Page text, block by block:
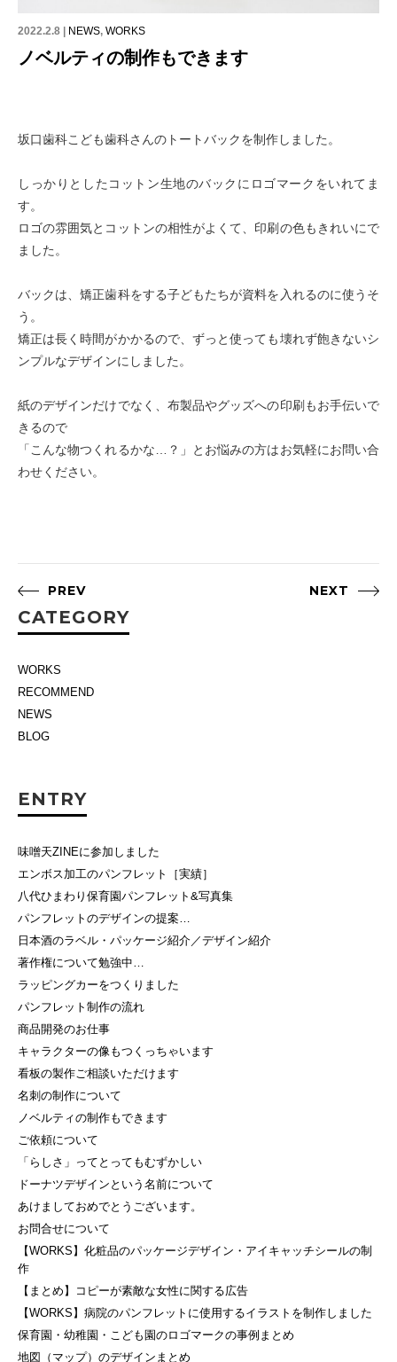
2022.2.8 | NEWS, WORKS
ノベルティの制作もできます
坂口歯科こども歯科さんのトートバックを制作しました。
しっかりとしたコットン生地のバックにロゴマークをいれてま
す。
ロゴの雰囲気とコットンの相性がよくて、印刷の色もきれいにで
ました。
バックは、矯正歯科をする子どもたちが資料を入れるのに使うそ
う。
矯正は長く時間がかかるので、ずっと使っても壊れず飽きないシ
ンプルなデザインにしました。
紙のデザインだけでなく、布製品やグッズへの印刷もお手伝いで
きるので
「こんな物つくれるかな…？」とお悩みの方はお気軽にお問い合
わせください。
PREV NEXT
CATEGORY
WORKS
RECOMMEND
NEWS
BLOG
ENTRY
味噌天ZINEに参加しました
エンボス加工のパンフレット［実績］
八代ひまわり保育園パンフレット&写真集
パンフレットのデザインの提案…
日本酒のラベル・パッケージ紹介／デザイン紹介
著作権について勉強中…
ラッピングカーをつくりました
パンフレット制作の流れ
商品開発のお仕事
キャラクターの像もつくっちゃいます
看板の製作ご相談いただけます
名刺の制作について
ノベルティの制作もできます
ご依頼について
「らしさ」ってとってもむずかしい
ドーナツデザインという名前について
あけましておめでとうございます。
お問合せについて
【WORKS】化粧品のパッケージデザイン・アイキャッチシールの制
作
【まとめ】コピーが素敵な女性に関する広告
【WORKS】病院のパンフレットに使用するイラストを制作しました
保育園・幼稚園・こども園のロゴマークの事例まとめ
地図（マップ）のデザインまとめ